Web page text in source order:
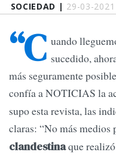
SOCIEDAD | 29-03-
“C uando
sucedido,
más seguramente
confía a NOTICIAS la
supo esta revista, las
claras: “No más medios
clandestinaque